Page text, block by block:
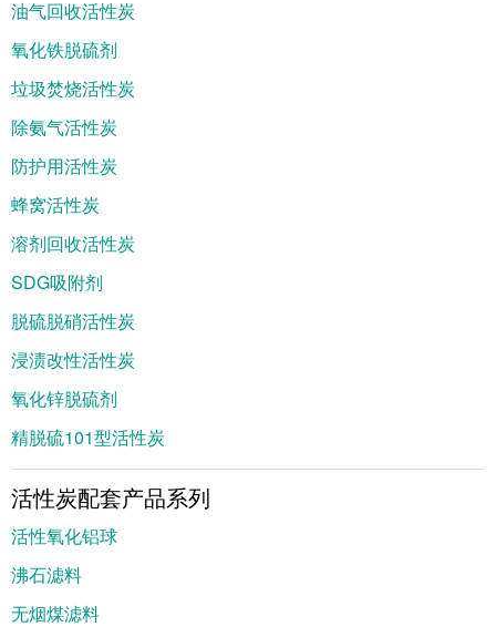
油气回收活性炭
氧化铁脱硫剂
垃圾焚烧活性炭
除氨气活性炭
防护用活性炭
蜂窝活性炭
溶剂回收活性炭
SDG吸附剂
脱硫脱硝活性炭
浸渍改性活性炭
氧化锌脱硫剂
精脱硫101型活性炭
活性炭配套产品系列
活性氧化铝球
沸石滤料
无烟煤滤料